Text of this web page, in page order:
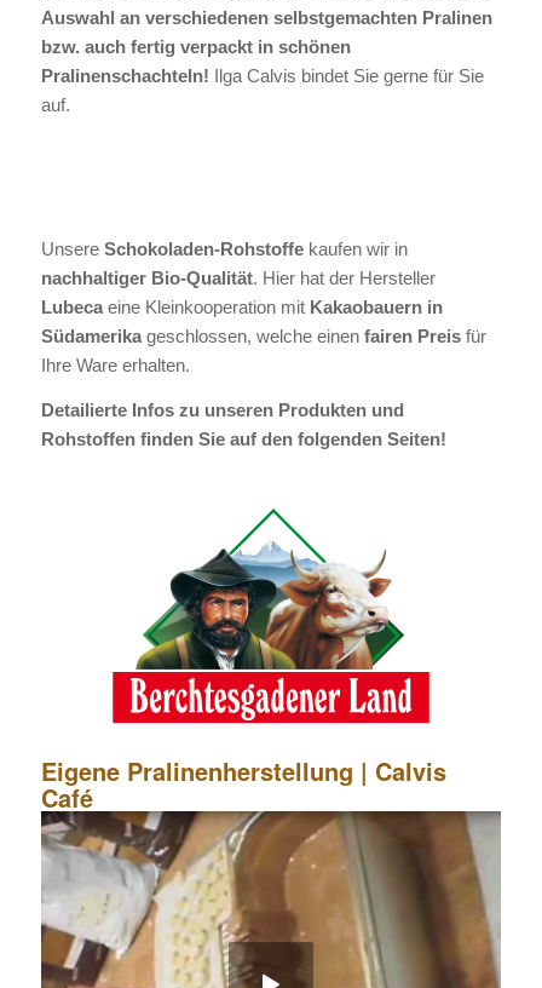
Auswahl an verschiedenen selbstgemachten Pralinen
bzw. auch fertig verpackt in schönen
Pralinenschachteln! Ilga Calvis bindet Sie gerne für Sie
auf.
Unsere Schokoladen-Rohstoffekaufen wir in
nachhaltiger Bio-Qualität. Hier hat der Hersteller
Lubecaeine Kleinkooperation mit Kakaobauern in
Südamerikageschlossen, welche einen fairen Preisfür
Ihre Ware erhalten.
Detailierte Infos zu unseren Produkten und
Rohstoffen finden Sie auf den folgenden Seiten!
Eigene Pralinenherstellung | Calvis
Café